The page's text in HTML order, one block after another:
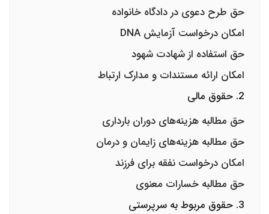
حق طرح دعوی در دادگاه خانواده
امکان درخواست آزمایش DNA
حق استفاده از شهادت شهود
امکان ارائه مستندات و مدارک ارتباط
2. حقوق مالی
حق مطالبه هزینه‌های دوران بارداری
حق مطالبه هزینه‌های زایمان و درمان
امکان درخواست نفقه برای فرزند
حق مطالبه خسارات معنوی
3. حقوق مربوط به سرپرستی